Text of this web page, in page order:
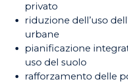
privato
riduzione dell’uso
urbane
pianificazione
uso del suolo
rafforzamento delle